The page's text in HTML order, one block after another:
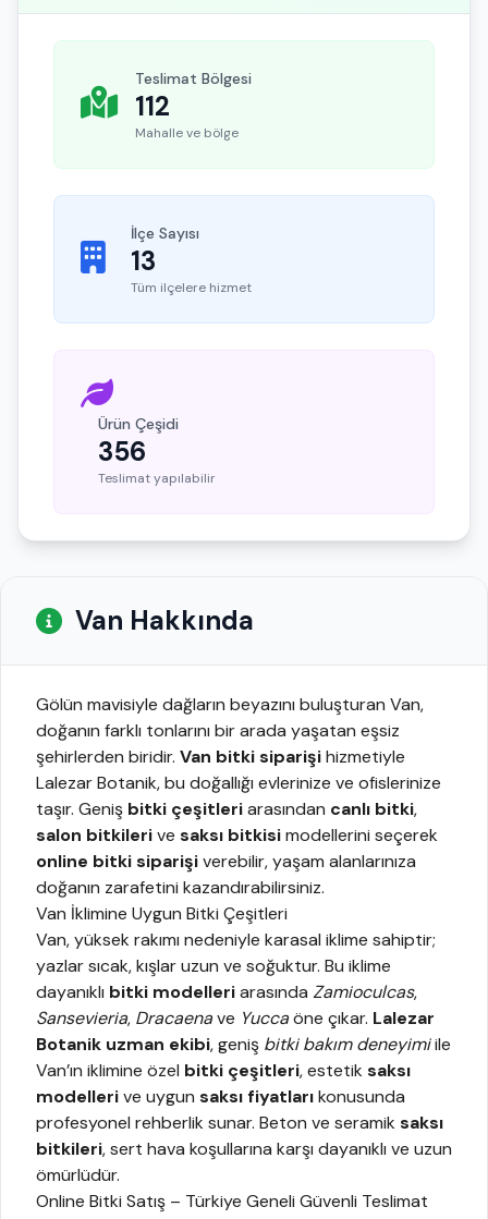
Teslimat Bölgesi
112
Mahalle ve bölge
İlçe Sayısı
13
Tüm ilçelere hizmet
Ürün Çeşidi
356
Teslimat yapılabilir
Van Hakkında
Gölün mavisiyle dağların beyazını buluşturan Van,
doğanın farklı tonlarını bir arada yaşatan eşsiz
şehirlerden biridir. Van bitki siparişihizmetiyle
Lalezar Botanik, bu doğallığı evlerinize ve ofislerinize
taşır. Geniş bitki çeşitleriarasından canlı bitki,
salon bitkilerive saksı bitkisimodellerini seçerek
online bitki siparişiverebilir, yaşam alanlarınıza
doğanın zarafetini kazandırabilirsiniz.
Van İklimine Uygun Bitki Çeşitleri
Van, yüksek rakımı nedeniyle karasal iklime sahiptir;
yazlar sıcak, kışlar uzun ve soğuktur. Bu iklime
dayanıklı bitki modelleriarasında Zamioculcas,
Sansevieria, Dracaenave Yuccaöne çıkar. Lalezar
Botanik uzman ekibi, geniş bitki bakım deneyimiile
Van’ın iklimine özel bitki çeşitleri, estetik saksı
modellerive uygun saksı fiyatlarıkonusunda
profesyonel rehberlik sunar. Beton ve seramik saksı
bitkileri, sert hava koşullarına karşı dayanıklı ve uzun
ömürlüdür.
Online Bitki Satış – Türkiye Geneli Güvenli Teslimat